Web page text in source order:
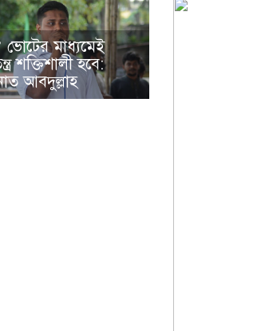
ভোটের মাধ্যমেই
শক্তিশালী হবে:
আবদুল্লাহ